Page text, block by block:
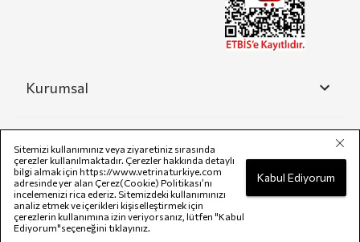
Kurumsal
Yardım
Yasal
Sitemizi kullanımınız veya ziyaretiniz sırasında
çerezler kullanılmaktadır. Çerezler hakkında detaylı
bilgi almak için https://www.vetrinaturkiye.com
adresinde yer alan Çerez(Cookie) Politikası’nı
incelemenizi rica ederiz. Sitemizdeki kullanımınızı
analiz etmek ve içerikleri kişiselleştirmek için
çerezlerin kullanımına izin veriyorsanız, lütfen "Kabul
Ediyorum"seçeneğini tıklayınız.
Kabul Ediyorum